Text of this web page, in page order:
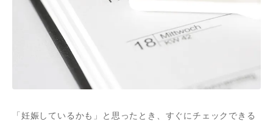
「妊娠しているかも」と思ったとき、すぐにチェックできる